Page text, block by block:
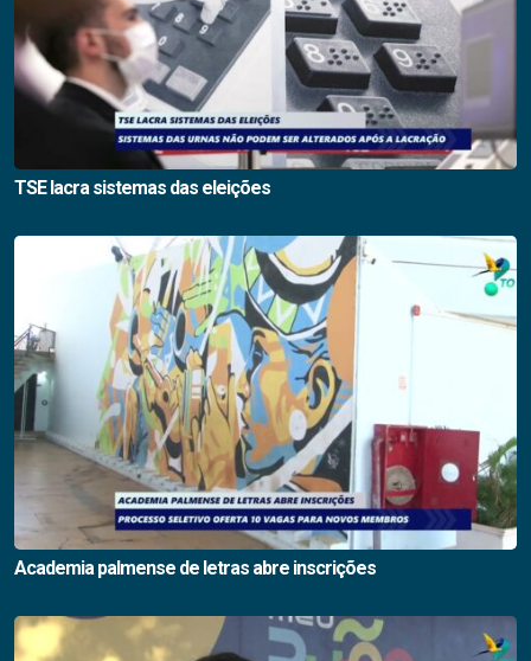
TSE lacra sistemas das eleições
Academia palmense de letras abre inscrições